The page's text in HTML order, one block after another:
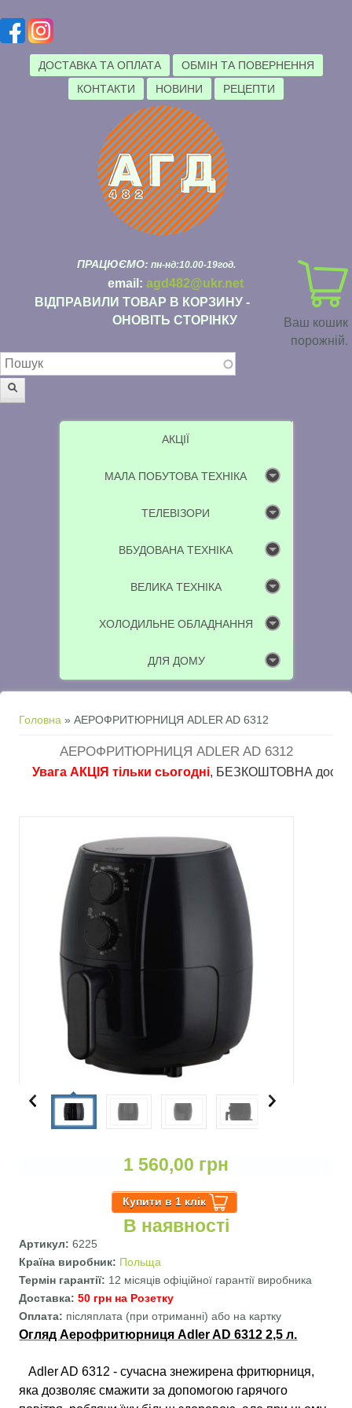
ДОСТАВКА ТА ОПЛАТА
ОБМІН ТА ПОВЕРНЕННЯ
КОНТАКТИ
НОВИНИ РЕЦЕПТИ
Ваш кошик
порожній.
ПРАЦЮЄМО: пн-нд:10.00-19год.
email: agd482@ukr.net
ВІДПРАВИЛИ ТОВАР В КОРЗИНУ -
ОНОВІТЬ СТОРІНКУ
Пошукова форма
АКЦІЇ
МАЛА ПОБУТОВА ТЕХНІКА
ТЕЛЕВІЗОРИ
ВБУДОВАНА ТЕХНІКА
ВЕЛИКА ТЕХНІКА
ХОЛОДИЛЬНЕ ОБЛАДНАННЯ
ДЛЯ ДОМУ
Ви є тут
Головна » АЕРОФРИТЮРНИЦЯ ADLER AD 6312
АЕРОФРИТЮРНИЦЯ ADLER AD 6312
Увага АКЦІЯ тільки сьогодні, БЕЗКОШТОВНА доставка в
1 560,00 грн
В наявності
Артикул:6225
Країна виробник: Польща
Термін гарантії: 12 місяців офіційної гарантії виробника
Доставка:50 грн на Розетку
Оплата: післяплата (при отриманні) або на картку
Огляд Аерофритюрниця Adler AD 6312 2,5 л.
Adler AD 6312 - сучасна знежирена фритюрниця,
яка дозволяє смажити за допомогою гарячого